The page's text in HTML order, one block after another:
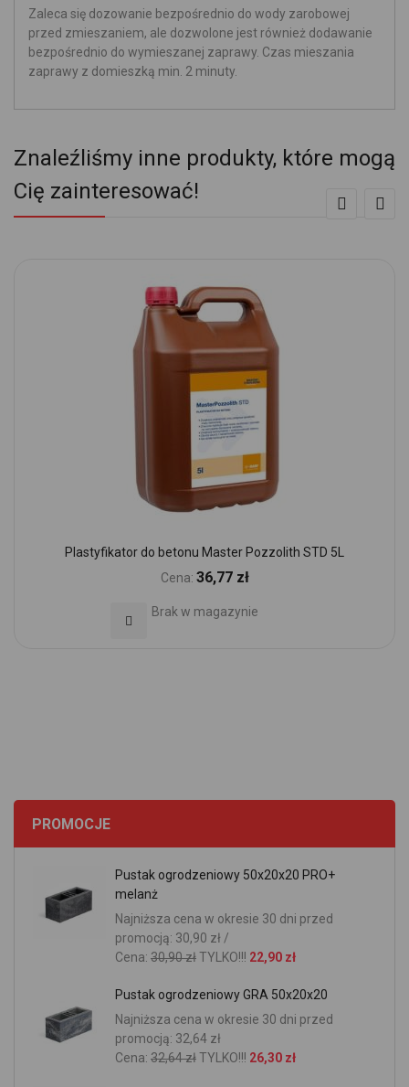
Zaleca się dozowanie bezpośrednio do wody zarobowej
przed zmieszaniem, ale dozwolone jest również dodawanie
bezpośrednio do wymieszanej zaprawy. Czas mieszania
zaprawy z domieszką min. 2 minuty.
Znaleźliśmy inne produkty, które mogą
Cię zainteresować!
Plastyfikator do betonu Master Pozzolith STD 5L
Cena: 36,77 zł
Brak w magazynie
Dodaj do Ulubionych
PROMOCJE
Pustak ogrodzeniowy 50x20x20 PRO+
melanż
Najniższa cena w okresie 30 dni przed
promocją: 30,90 zł /
Cena: 30,90 złTYLKO!!! 22,90 zł
Pustak ogrodzeniowy GRA 50x20x20
Najniższa cena w okresie 30 dni przed
promocją: 32,64 zł
Cena: 32,64 złTYLKO!!! 26,30 zł